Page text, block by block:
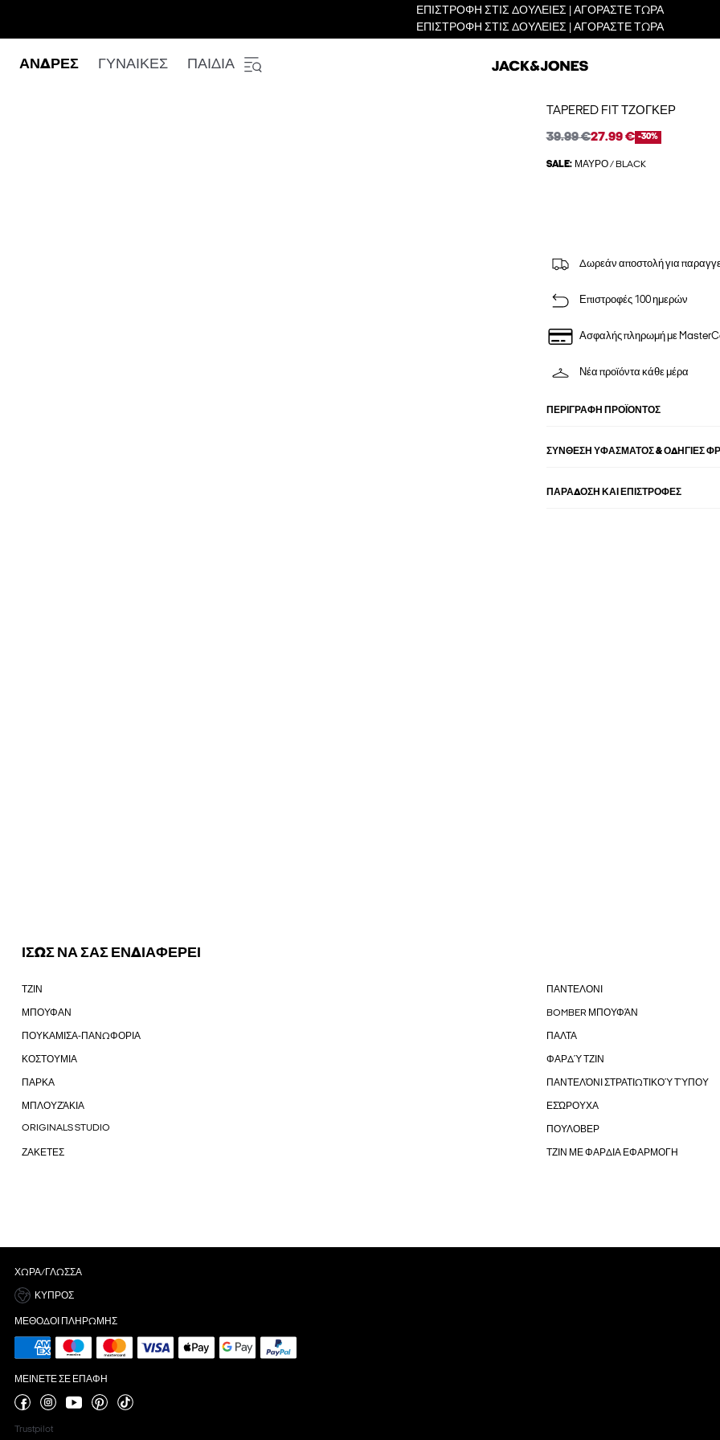
ΕΠΙΣΤΡΟΦΗ ΣΤΙΣ ΔΟΥΛΕΙΕΣ | ΑΓΟΡΑΣΤΕ ΤΩΡΑ
ΕΠΙΣΤΡΟΦΗ ΣΤΙΣ ΔΟΥΛΕΙΕΣ | ΑΓΟΡΑΣΤΕ ΤΩΡΑ
ΑΝΔΡΕΣ ΓΥΝΑΙΚΕΣ ΠΑΙΔΙΑ
TAPERED FIT ΤΖΌΓΚΕΡ
39.99 €27.99 € -30%
SALE: ΜΑΎΡΟ / BLACK
Δωρεάν αποστολή για
Επιστροφές 100 ημερών
Ασφαλής πληρωμή με
Νέα προϊόντα κάθε μέρα
ΠΕΡΙΓΡΑΦΉ ΠΡΟΪΌΝΤΟΣ
ΣΎΝΘΕΣΗ ΥΦΆΣΜΑΤΟΣ & ΟΔΗΓΊΕΣ
ΠΑΡΑΔΟΣΗ ΚΑΙ ΕΠΙΣΤΡΟΦΕΣ
ΙΣΩΣ ΝΑ ΣΑΣ ΕΝΔΙΑΦΕΡΕΙ
ΤΖΙΝ ΠΑΝΤΕΛΟΝΙ
ΜΠΟΥΦΑΝ BOMBER ΜΠΟΥΦΆΝ
ΠΟΥΚΑΜΙΣΑ-ΠΑΝΩΦΟΡΙΑ ΠΑΛΤΑ
ΚΟΣΤΟΥΜΙΑ ΦΑΡΔΎ ΤΖΙΝ
ΠΑΡΚΑ ΠΑΝΤΕΛΌΝΙ ΣΤΡΑΤΙΩΤΙΚΟΎ ΤΎΠΟΥ
ΜΠΛΟΥΖΆΚΙΑ ΕΣΏΡΟΥΧΑ
ORIGINALS STUDIO ΠΟΥΛΟΒΕΡ
ΖΑΚΕΤΕΣ ΤΖΙΝ ΜΕ ΦΑΡΔΙΑ ΕΦΑΡΜΟΓΗ
ΧΏΡΑ/ΓΛΏΣΣΑ
ΚΎΠΡΟΣ
ΜΈΘΟΔΟΙ ΠΛΗΡΩΜΉΣ
ΜΕΊΝΕΤΕ ΣΕ ΕΠΑΦΉ
Trustpilot